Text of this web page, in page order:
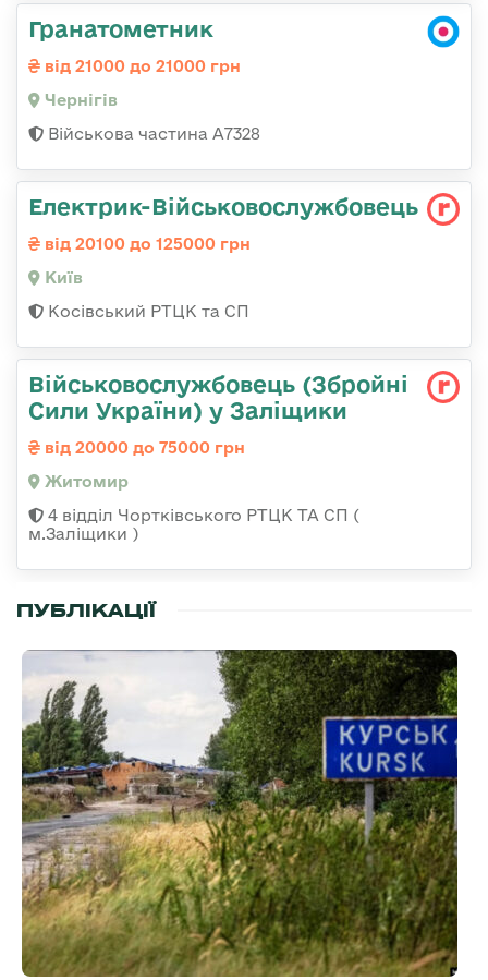
Гранатометник
від 21000 до 21000 грн
Чернігів
Військова частина А7328
Електрик-Військовослужбовець
від 20100 до 125000 грн
Київ
Косівський РТЦК та СП
Військовослужбовець (Збройні
Сили України) у Заліщики
від 20000 до 75000 грн
Житомир
4 відділ Чортківського РТЦК ТА СП (
м.Заліщики )
ПУБЛІКАЦІЇ